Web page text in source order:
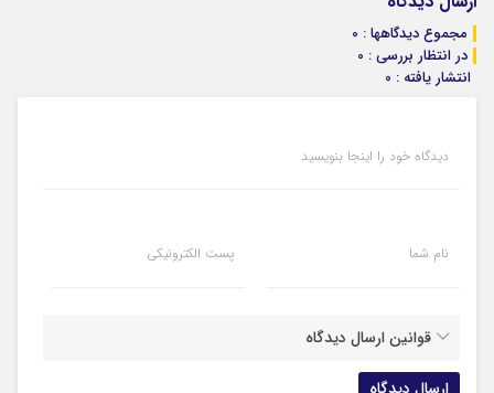
مجموع دیدگاهها : 0
در انتظار بررسی : 0
انتشار یافته : 0
دیدگاه خود را اینجا بنویسید
نام شما پست الکترونیکی
قوانین ارسال دیدگاه